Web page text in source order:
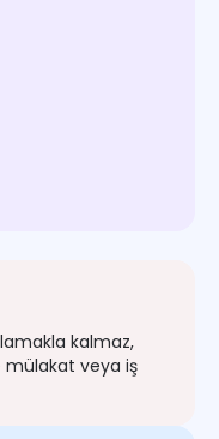
kalmaz,
mülakat veya iş